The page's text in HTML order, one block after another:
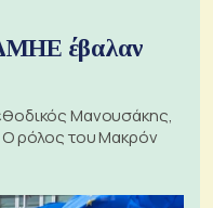
έβαλαν
Μανουσάκης,
Ο ρόλος του Μακρόν